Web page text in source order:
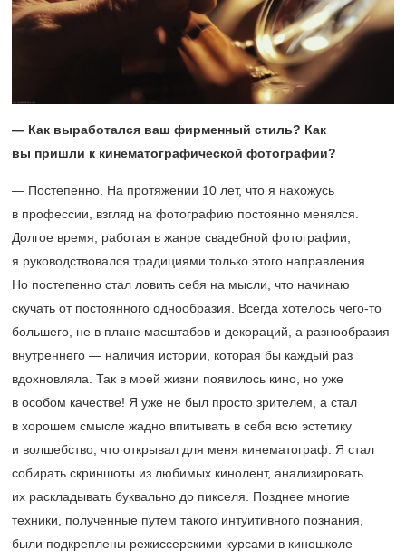
— Как выработался ваш фирменный стиль? Как
вы пришли к кинематографической фотографии?
— Постепенно. На протяжении 10 лет, что я нахожусь
в профессии, взгляд на фотографию постоянно менялся.
Долгое время, работая в жанре свадебной фотографии,
я руководствовался традициями только этого направления.
Но постепенно стал ловить себя на мысли, что начинаю
скучать от постоянного однообразия. Всегда хотелось чего-то
большего, не в плане масштабов и декораций, а разнообразия
внутреннего — наличия истории, которая бы каждый раз
вдохновляла. Так в моей жизни появилось кино, но уже
в особом качестве! Я уже не был просто зрителем, а стал
в хорошем смысле жадно впитывать в себя всю эстетику
и волшебство, что открывал для меня кинематограф. Я стал
собирать скриншоты из любимых кинолент, анализировать
их раскладывать буквально до пикселя. Позднее многие
техники, полученные путем такого интуитивного познания,
были подкреплены режиссерскими курсами в киношколе